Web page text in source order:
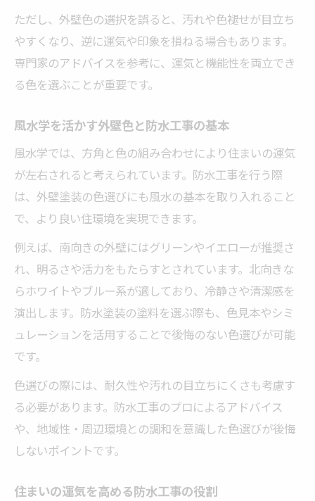
家の方角に合わせた防水工事と色選びの極意
防水工事と方角別の外壁色選びのポイント
家の方角ごとに適した防水工事の色彩
法
方角に強い防水工事と風水学の活用術
外壁色選びで方角と防水工事を両立する秘
訣
家庭運向上に役立つ防水工事と風水的色彩
防水工事と風水色で家庭運を高める方法
家庭運アップに効く外壁色と防水工事の知
識
防水工事で家族の暮らしが変わる色彩選び
風水学と防水工事の相乗効果を実感しよう
専門家も納得の防水工事による運気アップ術
防水工事と外壁色で専門家が重視する視点
専門家が推奨する防水工事と風水色の組合
防水工事の専門知識を活かした運気向上法
ただし、外壁色の選択を誤ると、汚れや色褪せが目立ち
やすくなり、逆に運気や印象を損ねる場合もあります。
専門家のアドバイスを参考に、運気と機能性を両立でき
る色を選ぶことが重要です。
風水学を活かす外壁色と防水工事の基本
風水学では、方角と色の組み合わせにより住まいの運気
が左右されると考えられています。防水工事を行う際
は、外壁塗装の色選びにも風水の基本を取り入れること
で、より良い住環境を実現できます。
例えば、南向きの外壁にはグリーンやイエローが推奨さ
れ、明るさや活力をもたらすとされています。北向きな
らホワイトやブルー系が適しており、冷静さや清潔感を
演出します。防水塗装の塗料を選ぶ際も、色見本やシミ
ュレーションを活用することで後悔のない色選びが可能
です。
色選びの際には、耐久性や汚れの目立ちにくさも考慮す
る必要があります。防水工事のプロによるアドバイス
や、地域性・周辺環境との調和を意識した色選びが後悔
しないポイントです。
住まいの運気を高める防水工事の役割